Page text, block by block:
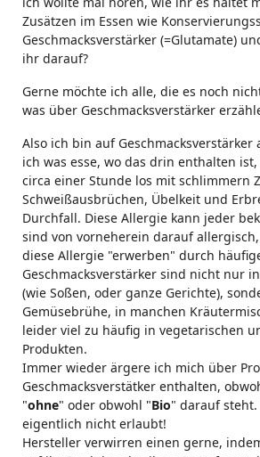
Zusätzen im Essen wie
Geschmacksverstärker (=Glutamate)
ihr darauf?
Gerne möchte ich alle, die es noch
was über Geschmacksverstärker
Also ich bin auf Geschmacksverstärker
ich was esse, wo das drin enthalten
circa einer Stunde los mit schlimmern
Schweißausbrüchen, Übelkeit und
Durchfall. Diese Allergie kann jeder
sind von vorneherein darauf
diese Allergie "erwerben" durch
Geschmacksverstärker sind nicht nur
(wie Soßen, oder ganze Gerichte),
Gemüsebrühe, in manchen
leider viel zu häufig in vegetarischen
Produkten.
Immer wieder ärgere ich mich über
Geschmacksverstätker enthalten,
"ohne" oder obwohl "Bio" darauf
eigentlich nicht erlaubt!
Hersteller verwirren einen gerne,